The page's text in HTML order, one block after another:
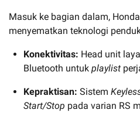
Masuk ke bagian dalam,
menyematkan teknologi
Konektivitas: Head unit
Bluetooth untuk playlist
Kepraktisan: Sistem
Start/Stop pada varian RS